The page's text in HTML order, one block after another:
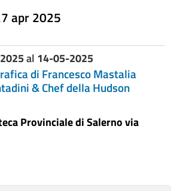
apr 2025
al 14-05-2025
di Francesco Mastalia
& Chef della Hudson
Provinciale di Salerno via